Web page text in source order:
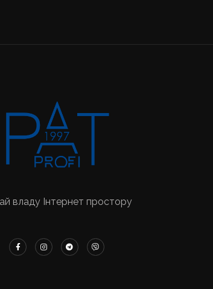
владу Інтернет простору